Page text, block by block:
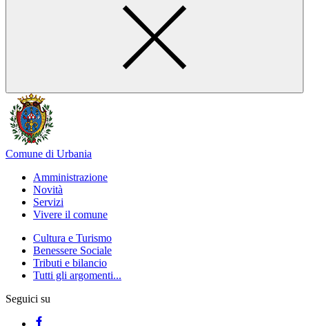
Comune di Urbania
Amministrazione
Novità
Servizi
Vivere il comune
Cultura e Turismo
Benessere Sociale
Tributi e bilancio
Tutti gli argomenti...
Seguici su